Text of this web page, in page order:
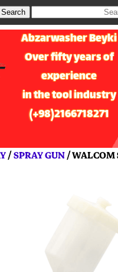
Search
Abzarwasher Beyki
Over fifty years of
experience
in the tool industry
2166718271(98+)
/SPRAY GUN/ WALCOM